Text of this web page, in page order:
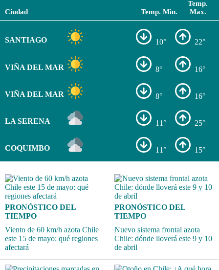
Ciudad Temp. Min.
Temp.
Max.
SANTIAGO 10° 22°
VIÑA DEL MAR 8° 16°
VIÑA DEL MAR 8° 16°
LA SERENA 11° 25°
COQUIMBO 11° 15°
PRONÓSTICO DEL
TIEMPO
Viento de 60 km/h azota Chile
este 15 de mayo: qué regiones
afectará
PRONÓSTICO DEL
TIEMPO
Nuevo sistema frontal azota
Chile: dónde lloverá este 9 y 10
de abril